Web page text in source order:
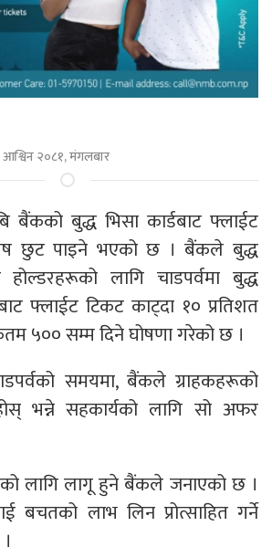
आश्विन २०८१, मंगलबार
बैंकको बुद्ध भिसा कार्डबाट फ्लाईट
छुट पाइने भएको छ । बैंकले बुद्ध
होल्डरहरूको लागि चाडपर्वमा बुद्ध
फ्लाईट टिकट काट्दा १० प्रतिशत
५०० सम्म दिने घोषणा गरेको छ ।
समयमा, बैंकले ग्राहकहरूको
भन्ने सहकार्यको लागि सो अफर
लागि लागू हुने बैंकले जनाएको छ ।
बचतको लाभ लिन प्रोत्साहित गर्ने